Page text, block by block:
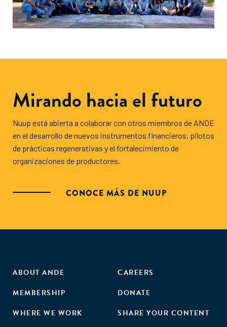
Mirando hacia el futuro
Nuup está abierta a colaborar con otros miembros de ANDE
en el desarrollo de nuevos instrumentos financieros, pilotos
de prácticas regenerativas y el fortalecimiento de
organizaciones de productores.
CONOCE MÁS DE NUUP
ABOUT ANDE
MEMBERSHIP
WHERE WE WORK
CAREERS
DONATE
SHARE YOUR CONTENT